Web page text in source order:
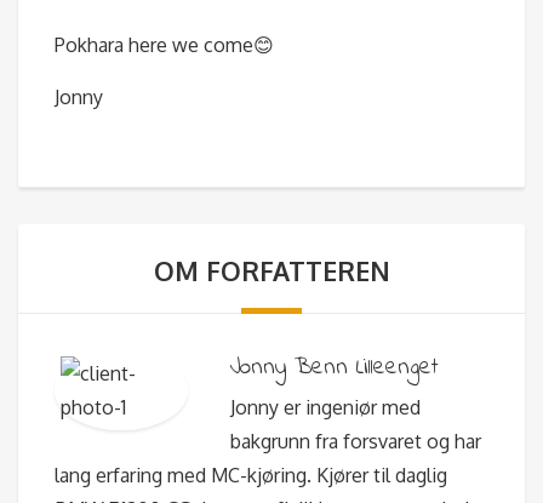
Pokhara here we come😊
Jonny
OM FORFATTEREN
Jonny Benn Lilleenget
Jonny er ingeniør med
bakgrunn fra forsvaret og har
lang erfaring med MC-kjøring. Kjører til daglig